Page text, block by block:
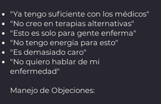
"Ya tengo suficiente con los médicos"
"No creo en terapias alternativas"
"Esto es solo para gente enferma"
"No tengo energía para esto"
"Es demasiado caro"
"No quiero hablar de mi
enfermedad"
Manejo de Objeciones: